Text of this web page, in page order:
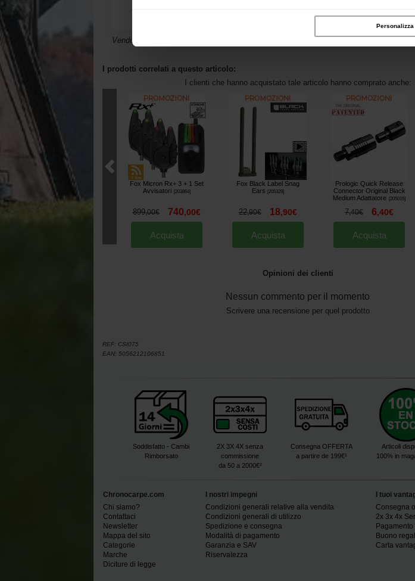
Personalizza
Venduto senza Mini Swinger
I prodotti correlati a questo articolo:
I clienti che hanno acquistato tale articolo hanno comprato anche:
Fox Micron Rx+ 3 + 1 Set
Avvisatori
203864]
899,00€ 740,00€
Acquista
Fox Black Label Snag
Ears
[205329]
22,90€ 18,90€
Acquista
Prologic Quick Release
Connector Original Black
Medium Adattatore
205015]
7,40€ 6,40€
Acquista
Opinioni dei clienti
Nessun commento per il momento
Scrivere una recensione per quel prodotto
REF: CSI075
EAN: 5056212106851
Soddisfatto - Cambi
Rimborsato
2X 3X 4X senza
commissione
da 50 a 2000€²
Consegna OFFERTA
a partire de 199€¹
Articoli
100% in
Chronocarpe.com
Chi siamo?
Contattaci
Newsletter
Mappa del sito
Categorie
Marche
Diciture di legge
I nostri impegni
Condizioni generali relative alla vendita
Condizioni generali di utilizzo
Spedizione e consegna
Modalità di pagamento
Garanzia e SAV
Riservatezza
I tuoi
Consegna
2x 3x 4x
Buono
Carta